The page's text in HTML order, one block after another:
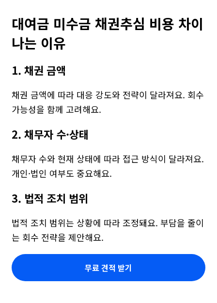
대여금 미수금 채권추심 비용 차이
나는 이유
1. 채권 금액
채권 금액에 따라 대응 강도와 전략이 달라져요. 회수
가능성을 함께 고려해요.
2. 채무자 수·상태
채무자 수와 현재 상태에 따라 접근 방식이 달라져요.
개인·법인 여부도 중요해요.
3. 법적 조치 범위
법적 조치 범위는 상황에 따라 조정돼요. 부담을 줄이
는 회수 전략을 제안해요.
무료 견적 받기